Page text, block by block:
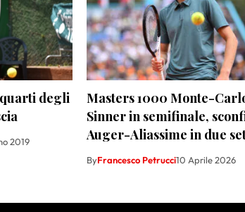
degli
2019
Masters 1000 Monte-
Sinner in semifinale,
Auger-Aliassime in due
ByFrancesco Petrucci10 Aprile 2026